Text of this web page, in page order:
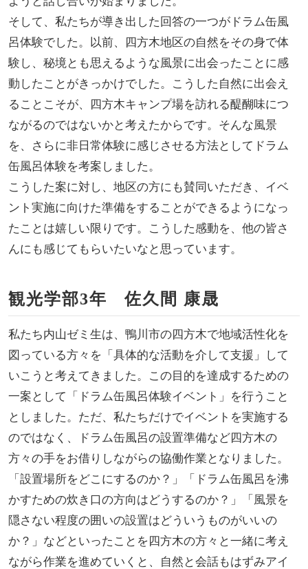
そして、私たちが導き出した回答の一つがドラム缶風
呂体験でした。以前、四方木地区の自然をその身で体
験し、秘境とも思えるような風景に出会ったことに感
動したことがきっかけでした。こうした自然に出会え
ることこそが、四方木キャンプ場を訪れる醍醐味につ
ながるのではないかと考えたからです。そんな風景
を、さらに非日常体験に感じさせる方法としてドラム
缶風呂体験を考案しました。
こうした案に対し、地区の方にも賛同いただき、イベ
ント実施に向けた準備をすることができるようになっ
たことは嬉しい限りです。こうした感動を、他の皆さ
んにも感じてもらいたいなと思っています。
観光学部3年 佐久間 康晟
私たち内山ゼミ生は、鴨川市の四方木で地域活性化を
図っている方々を「具体的な活動を介して支援」して
いこうと考えてきました。この目的を達成するための
一案として「ドラム缶風呂体験イベント」を行うこと
としました。ただ、私たちだけでイベントを実施する
のではなく、ドラム缶風呂の設置準備など四方木の
方々の手をお借りしながらの協働作業となりました。
「設置場所をどこにするのか？」「ドラム缶風呂を沸
かすための炊き口の方向はどうするのか？」「風景を
隠さない程度の囲いの設置はどういうものがいいの
か？」などといったことを四方木の方々と一緒に考え
ながら作業を進めていくと、自然と会話もはずみアイ